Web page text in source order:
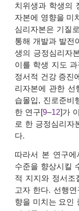
치위생과 학생의
자본에 영향을 미
심리자본은 기질
통해 개발과 발전
생의 긍정심리자
이를 학생 지도
정서적 건강 증진
리자본에 관한 선
습몰입, 진로준비
한 연구[9–12]가
로 한 긍정심리자
다.
따라서 본 연구
수준을 향상시킬
적 지지와 정서조
고자 한다. 선행
향을 미치는 요인